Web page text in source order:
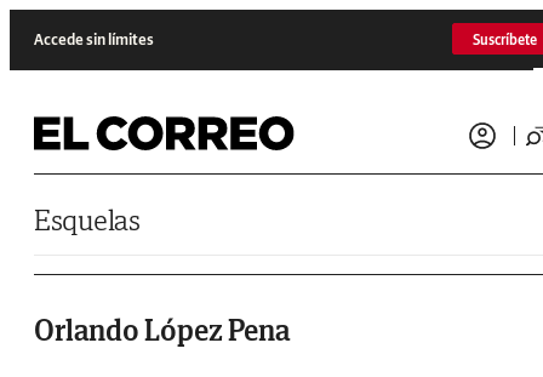
Accede sin límites Suscríbete
Esquelas
Orlando López Pena